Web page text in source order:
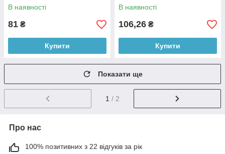
В наявності
81 ₴
Купити
В наявності
106,26 ₴
Купити
Показати ще
1 / 2
Про нас
100% позитивних з 22 відгуків за рік